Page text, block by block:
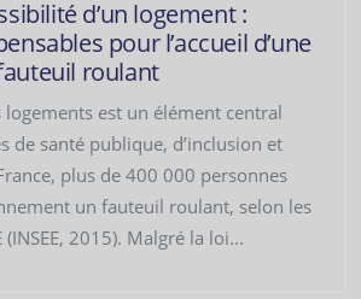
d’un logement :
pour l’accueil d’une
roulant
logements est un élément central
de santé publique, d’inclusion et
plus de 400 000 personnes
un fauteuil roulant, selon les
(INSEE, 2015). Malgré la loi...